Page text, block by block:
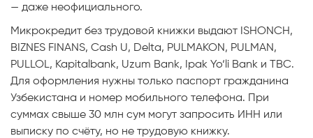
— даже неофициального.
Микрокредит без трудовой книжки выдают ISHONCH,
BIZNES FINANS, Cash U, Delta, PULMAKON, PULMAN,
PULLOL, Kapitalbank, Uzum Bank, Ipak Yo‘li Bank и TBC.
Для оформления нужны только паспорт гражданина
Узбекистана и номер мобильного телефона. При
суммах свыше 30 млн сум могут запросить ИНН или
выписку по счёту, но не трудовую книжку.